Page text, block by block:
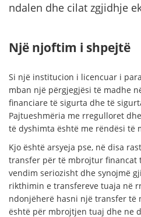
ndalen dhe cilat zgjidhje
Një njoftim i shpejtë
Si një institucion i licencuar i
mban një përgjegjësi të madhe
financiare të sigurta dhe të
Pajtueshmëria me rregulloret
të dyshimta është me rëndësi të
Kjo është arsyeja pse, në disa
transfer për të mbrojtur financat
vendim seriozisht dhe synojmë
rikthimin e transfereve tuaja në
ndonjëherë hasni një transfer të
është për mbrojtjen tuaj dhe ne